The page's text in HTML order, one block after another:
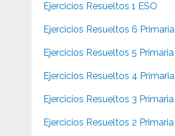
Ejercicios Resueltos 1 ESO
Ejercicios Resueltos 6 Primaria
Ejercicios Resueltos 5 Primaria
Ejercicios Resueltos 4 Primaria
Ejercicios Resueltos 3 Primaria
Ejercicios Resueltos 2 Primaria